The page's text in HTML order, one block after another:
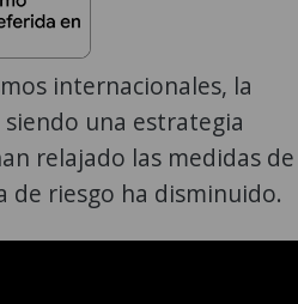
internacionales, la
una estrategia
relajado las medidas de
de riesgo ha disminuido.